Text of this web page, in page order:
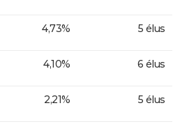
4,73% 5 élus
4,10% 6 élus
2,21% 5 élus